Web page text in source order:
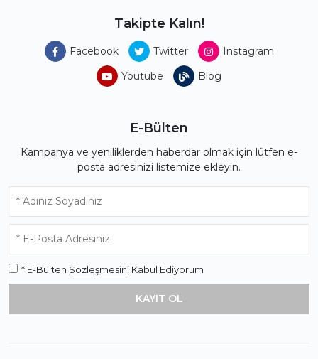
Takipte Kalın!
Facebook Twitter
Instagram
Youtube
Blog
E-Bülten
Kampanya ve yeniliklerden haberdar olmak için lütfen e-
posta adresinizi listemize ekleyin.
* E-Bülten Sözleşmesini Kabul Ediyorum